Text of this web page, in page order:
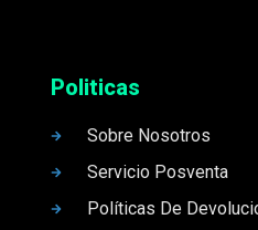
Politicas
Sobre Nosotros
Servicio Posventa
Políticas De